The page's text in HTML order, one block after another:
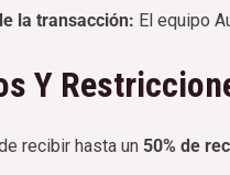
la transacción: El equipo
Y
recibir hasta un 50% de